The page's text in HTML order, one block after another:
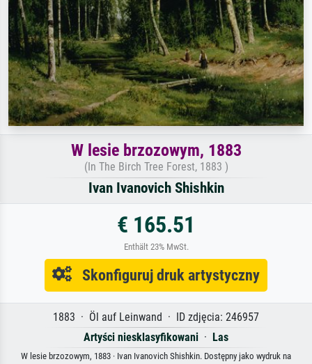
W lesie brzozowym, 1883
(In The Birch Tree Forest, 1883 )
Ivan Ivanovich Shishkin
€ 165.51
Enthält 23% MwSt.
Skonfiguruj druk artystyczny
1883 · Öl auf Leinwand · ID zdjęcia: 246957
Artyści niesklasyfikowani · Las
W lesie brzozowym, 1883 · Ivan Ivanovich Shishkin. Dostępny jako wydruk na